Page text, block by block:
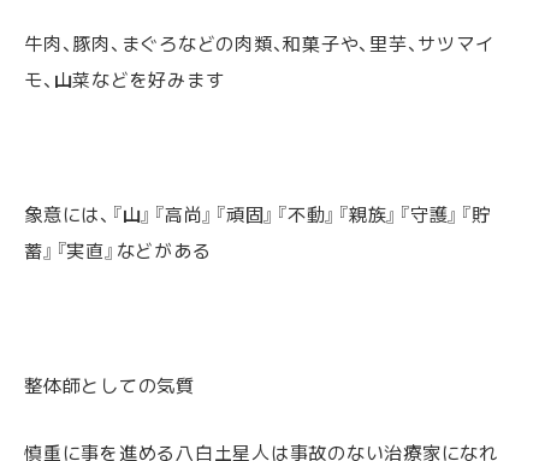
牛肉、豚肉、まぐろなどの肉類、和菓子や、里芋、サツマイ
モ、山菜などを好みます
象意には、『山』『高尚』『頑固』『不動』『親族』『守護』『貯
蓄』『実直』などがある
整体師としての気質
慎重に事を進める八白土星人は事故のない治療家になれ